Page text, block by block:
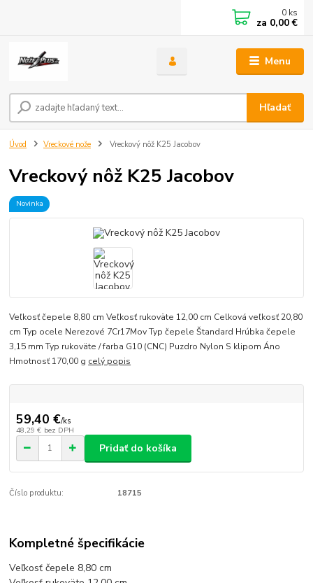
Menu
Hľadať
0 ks
za 0,00 €
Úvod Vreckové nože Vreckový nôž K25 Jacobov
Vreckový nôž K25 Jacobov
Novinka
Veľkosť čepele 8,80 cm Veľkosť rukoväte 12,00 cm Celková veľkosť 20,80
cm Typ ocele Nerezové 7Cr17Mov Typ čepele Štandard Hrúbka čepele
3,15 mm Typ rukoväte / farba G10 (CNC) Puzdro Nylon S klipom Áno
Hmotnosť 170,00 g celý popis
59,40 €/ks
48,29 € bez DPH
Pridať do košíka
Číslo produktu: 18715
Kompletné špecifikácie
Veľkosť čepele 8,80 cm